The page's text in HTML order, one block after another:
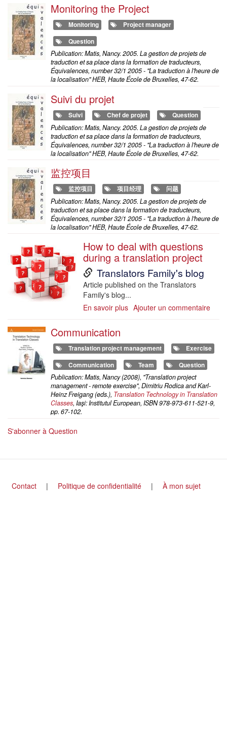
Monitoring the Project
Monitoring
Project manager
Question
Publication: Matis, Nancy. 2005. La gestion de projets de
traduction et sa place dans la formation de traducteurs,
Équivalences, number 32/1 2005 - "La traduction à l'heure de
la localisation" HEB, Haute École de Bruxelles, 47-62.
Suivi du projet
Suivi Chef de projet Question
Publication: Matis, Nancy. 2005. La gestion de projets de
traduction et sa place dans la formation de traducteurs,
Équivalences, number 32/1 2005 - "La traduction à l'heure de
la localisation" HEB, Haute École de Bruxelles, 47-62.
监控项目
监控项目 项目经理 问题
Publication: Matis, Nancy. 2005. La gestion de projets de
traduction et sa place dans la formation de traducteurs,
Équivalences, number 32/1 2005 - "La traduction à l'heure de
la localisation" HEB, Haute École de Bruxelles, 47-62.
How to deal with questions
during a translation project
Link
to
the
article
Translators Family's blog
Subtitle
Article published on the Translators
Family's blog...
En savoir plus sur
with
questions
during
a
translation
project
Ajouter un commentaire
Communication
Translation project management
Exercise
Communication
Team Question
Publication: Matis, Nancy (2008), "Translation project
management - remote exercise", Dimitriu Rodica and Karl-
Heinz Freigang (eds.), Translation Technology in Translation
Classes, Iaşi: Institutul European, ISBN 978-973-611-521-9,
pp. 67-102.
S'abonner à Question
Footer
Contact Politique de confidentialité À mon sujet